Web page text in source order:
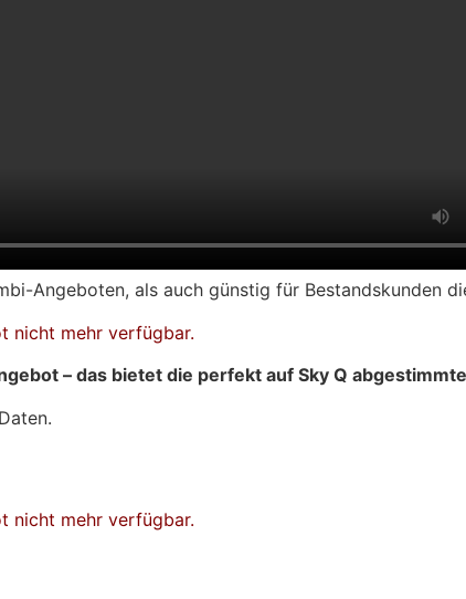
Angeboten, als auch günstig für Bestandskunden
nicht mehr verfügbar.
– das bietet die perfekt auf Sky Q
nicht mehr verfügbar.